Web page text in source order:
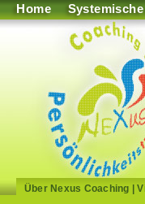
Home
Über Nexus Coaching |